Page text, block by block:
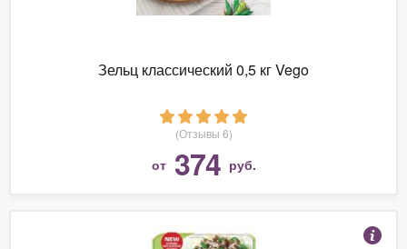
Зельц классический 0,5 кг Vego
(Отзывы 6)
от 374 руб.